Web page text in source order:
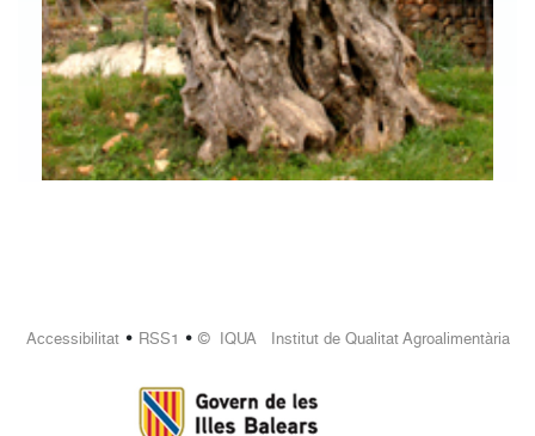
Accessibilitat• RSS1 • © IQUA Institut de Qualitat Agroalimentària